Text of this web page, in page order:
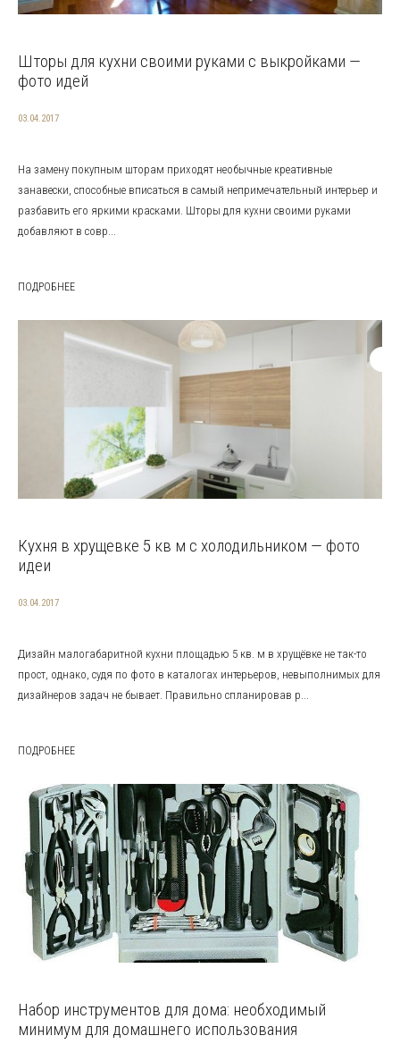
Шторы для кухни своими руками с выкройками —
фото идей
03.04.2017
На замену покупным шторам приходят необычные креативные
занавески, способные вписаться в самый непримечательный интерьер и
разбавить его яркими красками. Шторы для кухни своими руками
добавляют в совр...
ПОДРОБНЕЕ
Кухня в хрущевке 5 кв м с холодильником — фото
идеи
03.04.2017
Дизайн малогабаритной кухни площадью 5 кв. м в хрущёвке не так-то
прост, однако, судя по фото в каталогах интерьеров, невыполнимых для
дизайнеров задач не бывает. Правильно спланировав р...
ПОДРОБНЕЕ
Набор инструментов для дома: необходимый
минимум для домашнего использования